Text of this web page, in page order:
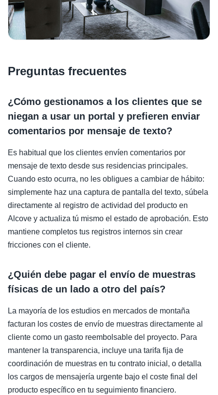
Preguntas frecuentes
¿Cómo gestionamos a los clientes que se
niegan a usar un portal y prefieren enviar
comentarios por mensaje de texto?
Es habitual que los clientes envíen comentarios por
mensaje de texto desde sus residencias principales.
Cuando esto ocurra, no les obligues a cambiar de hábito:
simplemente haz una captura de pantalla del texto, súbela
directamente al registro de actividad del producto en
Alcove y actualiza tú mismo el estado de aprobación. Esto
mantiene completos tus registros internos sin crear
fricciones con el cliente.
¿Quién debe pagar el envío de muestras
físicas de un lado a otro del país?
La mayoría de los estudios en mercados de montaña
facturan los costes de envío de muestras directamente al
cliente como un gasto reembolsable del proyecto. Para
mantener la transparencia, incluye una tarifa fija de
coordinación de muestras en tu contrato inicial, o detalla
los cargos de mensajería urgente bajo el coste final del
producto específico en tu seguimiento financiero.